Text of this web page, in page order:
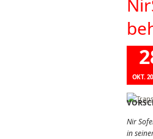
OKT.
Nir
in